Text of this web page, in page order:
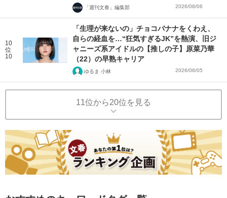
「週刊文春」編集部 2026/08/06
10
位
10
「生理が来ないの」チョコバナナをくわえ、
自らの経血を…“狂気すぎるJK”を熱演、旧ジ
ャニーズ系アイドルの【推しの子】原菜乃華
（22）の早熟キャリア
ゆるま 小林 2026/08/05
11位から20位を見る